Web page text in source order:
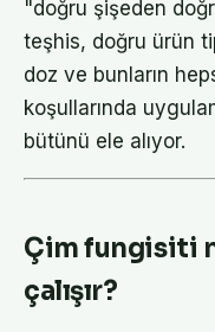
"doğru şişeden
teşhis, doğru ürün
doz ve bunların
koşullarında
bütünü ele alıyor.
Çim fungisiti
çalışır?